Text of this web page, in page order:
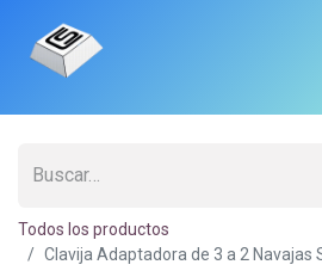
Todos los productos
Clavija Adaptadora de 3 a 2 Navajas